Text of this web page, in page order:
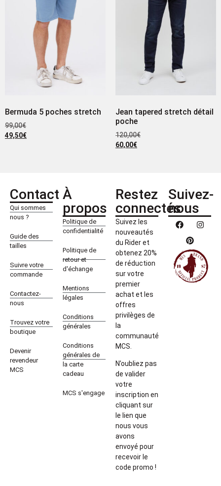
Bermuda 5 poches stretch
99,00€
49,50€
Jean tapered stretch détail
poche
120,00€
60,00€
Contact
Qui sommes
nous ?
Guide des
tailles
Suivre votre
commande
Contactez-
nous
Trouvez votre
boutique
Devenir
revendeur
MCS
À
propos
Politique de
confidentialité
Politique de
retour et
d'échange
Mentions
légales
Conditions
générales
Conditions
générales de
la carte
cadeau
MCS s'engage
Restez
connectés
Suivez les
nouveautés
du Rider et
obtenez 20%
de réduction
sur votre
premier
achat et les
offres
privilèges de
la
communauté
MCS.
N’oubliez pas
de valider
votre
inscription en
cliquant sur
le lien que
nous vous
avons
envoyé pour
recevoir le
code promo !
Suivez-
nous